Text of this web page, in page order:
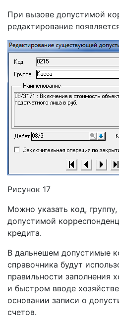
При вызове допустимой
редактирование
Рисунок 17
Можно указать код,
допустимой
кредита.
В дальнешем допустимые
справочника будут
правильности заполнения
и быстром вводе
основании записи о
счетов.